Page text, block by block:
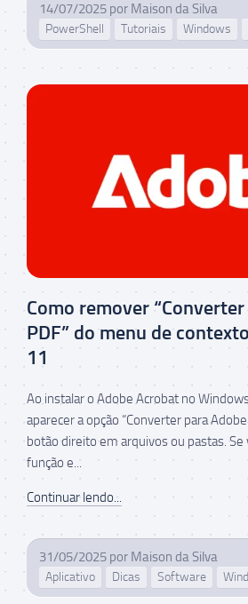
14/07/2025 por Maison da Silva
PowerShell Tutoriais Windows
Como remover
PDF” do menu de
11
Ao instalar o Adobe Acrobat no
aparecer a opção “Converter para
botão direito em arquivos ou pastas. Se
função e...
Continuar lendo...
31/05/2025 por Maison da Silva
Aplicativo Dicas Software